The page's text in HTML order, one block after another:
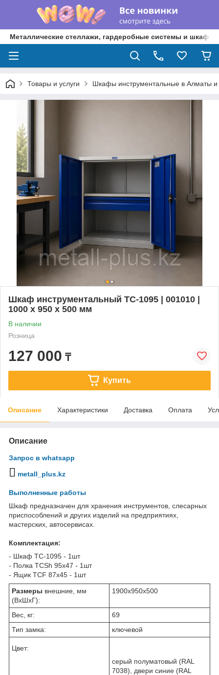
Металлические стеллажи, гардеробные системы и шкафы
Товары и услуги Шкафы инструментальные в Алматы и
Шкаф инструментальный TC-1095 | 001010 |
1000 x 950 x 500 мм
В наличии
Розница
127 000 ₸
Купить
Описание Характеристики Доставка Оплата
Описание
Запрос в whatsapp
metall_plus.kz
Выполненные работы
Шкаф предназначен для хранения инструментов, слесарных
приспособлений и других изделий на предприятиях,
мастерских, автосервисах.
Комплектация:
- Шкаф TC-1095 - 1шт
- Полка TCSh 95х47 - 1шт
- Ящик TCF 87x45 - 1шт
Размеры внешние, мм
(ВхШхГ):
1900x950x500
Вес, кг:
69
Тип замка:
ключевой
Цвет:
cерый полуматовый (RAL
7038), двери синие (RAL